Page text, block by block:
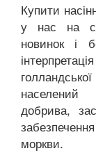
Купити
у нас на
новинок і
населений
добрива,
моркви.